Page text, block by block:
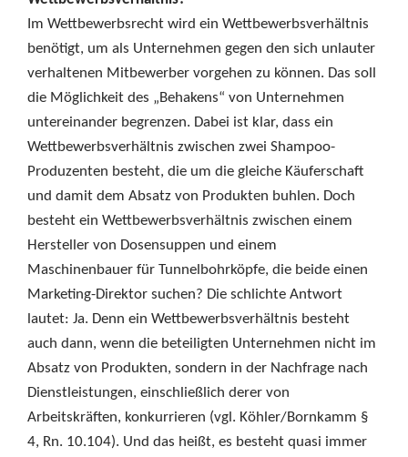
Im Wettbewerbsrecht wird ein Wettbewerbsverhältnis
benötigt, um als Unternehmen gegen den sich unlauter
verhaltenen Mitbewerber vorgehen zu können. Das soll
die Möglichkeit des „Behakens“ von Unternehmen
untereinander begrenzen. Dabei ist klar, dass ein
Wettbewerbsverhältnis zwischen zwei Shampoo-
Produzenten besteht, die um die gleiche Käuferschaft
und damit dem Absatz von Produkten buhlen. Doch
besteht ein Wettbewerbsverhältnis zwischen einem
Hersteller von Dosensuppen und einem
Maschinenbauer für Tunnelbohrköpfe, die beide einen
Marketing-Direktor suchen? Die schlichte Antwort
lautet: Ja. Denn ein Wettbewerbsverhältnis besteht
auch dann, wenn die beteiligten Unternehmen nicht im
Absatz von Produkten, sondern in der Nachfrage nach
Dienstleistungen, einschließlich derer von
Arbeitskräften, konkurrieren (vgl. Köhler/Bornkamm §
4, Rn. 10.104). Und das heißt, es besteht quasi immer